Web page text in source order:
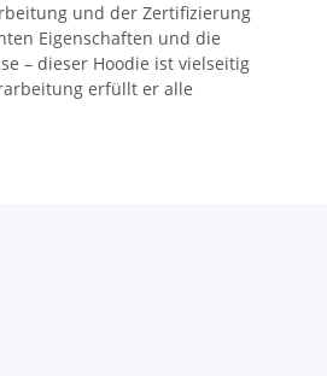
und der Zertifizierung
Eigenschaften und die
– dieser Hoodie ist vielseitig
erfüllt er alle